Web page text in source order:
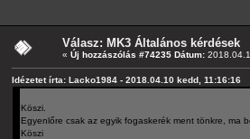
Válasz: MK3 Általános kérdések
« Új hozzászólás #74235 Dátum:
Idézetet írta: Lacko1984 - 2018.04.10 kedd, 11:16:16
Köszi.
Egyenlőre csak az egyik fogaskerék ment tönkre, ma
Köszi